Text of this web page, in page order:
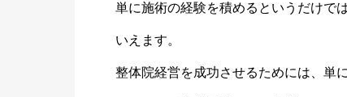
単に施術の経験を積めるというだけでは
いえます。
整体院経営を成功させるためには、単